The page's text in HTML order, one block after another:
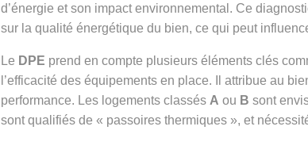
d’énergie et son impact environnemental. Ce
sur la qualité énergétique du bien, ce qui peut
Le DPE prend en compte plusieurs éléments clés
l’efficacité des équipements en place. Il attribue au
performance. Les logements classés A ou B sont
sont qualifiés de « passoires thermiques », et